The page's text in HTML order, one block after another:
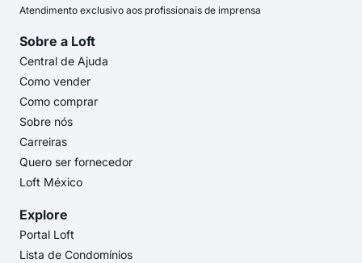
Atendimento exclusivo aos profissionais de imprensa
Sobre a Loft
Central de Ajuda
Como vender
Como comprar
Sobre nós
Carreiras
Quero ser fornecedor
Loft México
Explore
Portal Loft
Lista de Condomínios